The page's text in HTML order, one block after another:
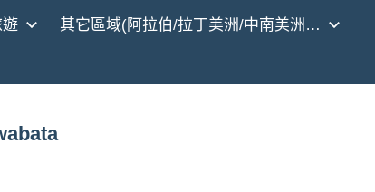
其它區域(阿拉伯/拉丁美洲/中南美洲…